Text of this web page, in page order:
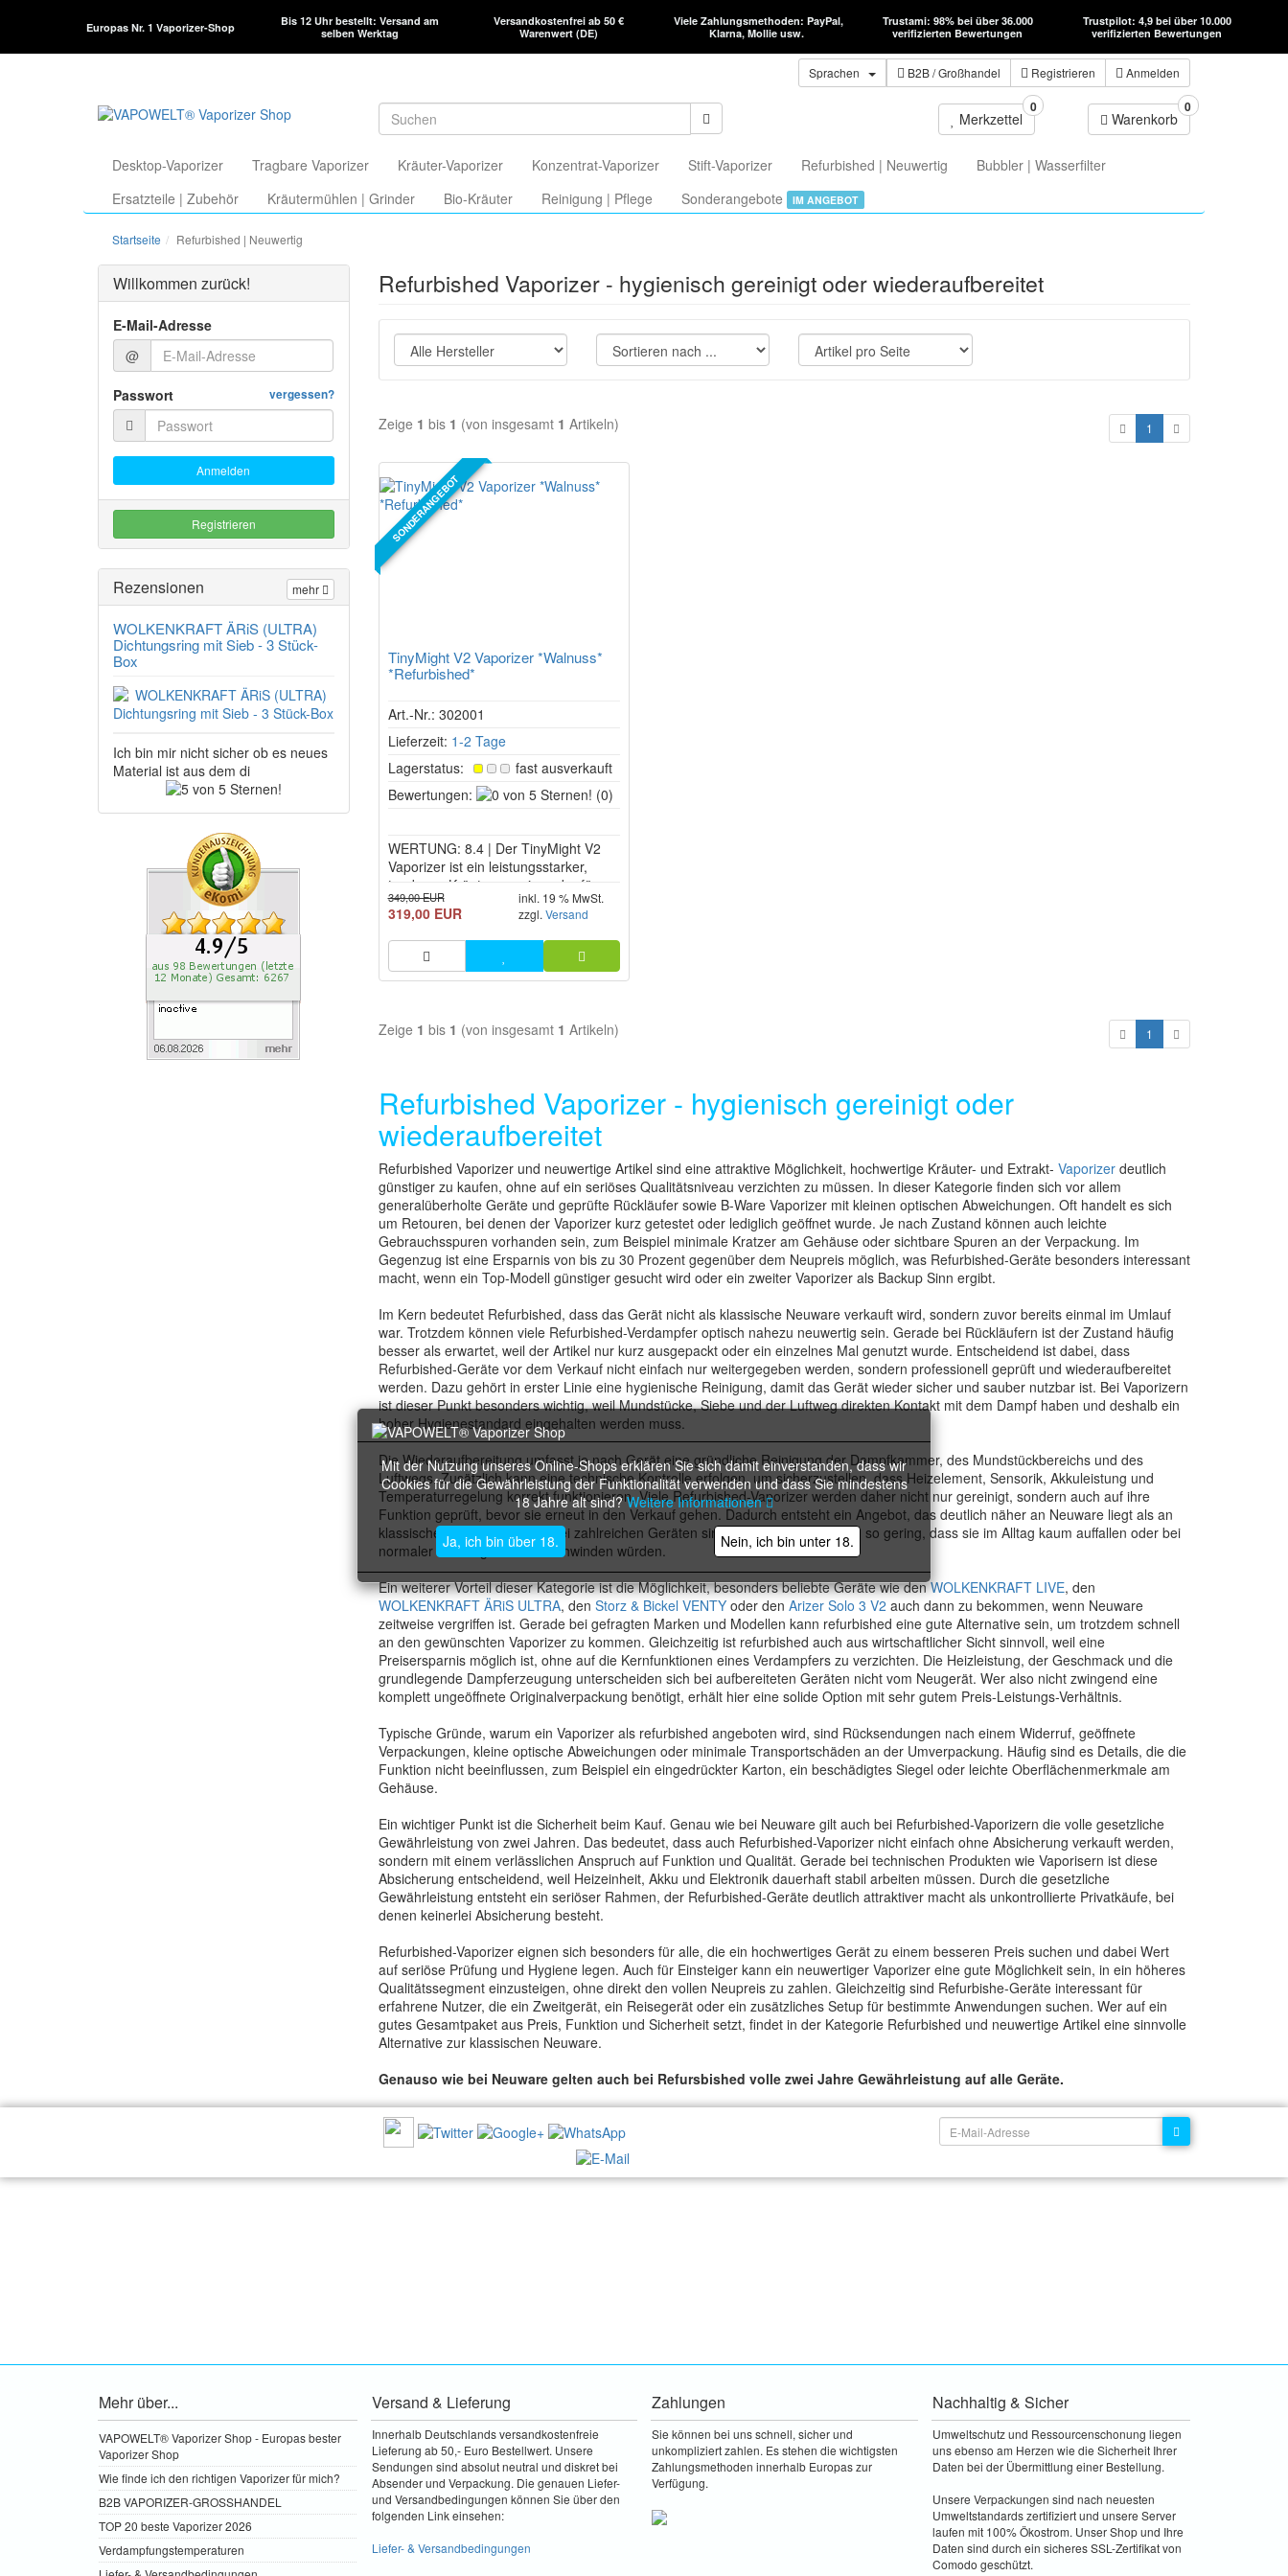
Europas Nr. 1 Vaporizer-Shop
Bis 12 Uhr bestellt: Versand am
selben Werktag
Versandkostenfrei ab 50 €
Warenwert (DE)
Viele Zahlungsmethoden: PayPal,
Klarna, Mollie usw.
Trustami: 98% bei über 36.000
verifizierten Bewertungen
Trustpilot: 4,9 bei über 10.000
verifizierten Bewertungen
Sprachen B2B/ Großhandel Registrieren Anmelden
Merkzettel
0 0
Warenkorb
Desktop-Vaporizer Tragbare Vaporizer Kräuter-Vaporizer Konzentrat-Vaporizer Stift-Vaporizer Refurbished | Neuwertig
Bubbler | Wasserfilter
Ersatzteile | Zubehör
Kräutermühlen | Grinder Bio-Kräuter Reinigung | Pflege Sonderangebote IM ANGEBOT
Startseite Refurbished | Neuwertig
Mit der Nutzung unseres Online-Shops erklären Sie sich damit einverstanden, dass wir
Cookies für die Gewährleistung der Funktionalität verwenden und dass Sie mindestens
18 Jahre alt sind?Weitere Informationen
Ja, ich bin über 18. Nein, ich bin unter 18.
Refurbished Vaporizer - hygienisch gereinigt oder wiederaufbereitet
Zeige 1 bis 1 (von insgesamt 1 Artikeln) 1
SONDERANGEBOT
TinyMight V2 Vaporizer *Walnuss*
*Refurbished*
Art.-Nr.: 302001
Lieferzeit: 1-2 Tage
Lagerstatus:
fast ausverkauft
Bewertungen:
0
Sternen!
(0)
WERTUNG: 8.4 | Der TinyMight V2
Vaporizer ist ein leistungsstarker,
tragbarer Kräutervaporizer, der für
maximale Kontrolle, schnelle
Einsatzbereitschaft und intensive
Dampfentwicklung konzipiert wurde.
Der TinyMight V2 Vaporizer
kombiniert ein reines
349,00 EUR
319,00 EUR
inkl. 19 % MwSt.
zzgl. Versand
Zeige 1 bis 1 (von insgesamt 1 Artikeln) 1
Refurbished Vaporizer - hygienisch gereinigt oder
wiederaufbereitet
Refurbished Vaporizer und neuwertige Artikel sind eine attraktive Möglichkeit, hochwertige Kräuter- und Extrakt- Vaporizerdeutlich
günstiger zu kaufen, ohne auf ein seriöses Qualitätsniveau verzichten zu müssen. In dieser Kategorie finden sich vor allem
generalüberholte Geräte und geprüfte Rückläufer sowie B-Ware Vaporizer mit kleinen optischen Abweichungen. Oft handelt es sich
um Retouren, bei denen der Vaporizer kurz getestet oder lediglich geöffnet wurde. Je nach Zustand können auch leichte
Gebrauchsspuren vorhanden sein, zum Beispiel minimale Kratzer am Gehäuse oder sichtbare Spuren an der Verpackung. Im
Gegenzug ist eine Ersparnis von bis zu 30 Prozent gegenüber dem Neupreis möglich, was Refurbished-Geräte besonders interessant
macht, wenn ein Top-Modell günstiger gesucht wird oder ein zweiter Vaporizer als Backup Sinn ergibt.
Im Kern bedeutet Refurbished, dass das Gerät nicht als klassische Neuware verkauft wird, sondern zuvor bereits einmal im Umlauf
war. Trotzdem können viele Refurbished-Verdampfer optisch nahezu neuwertig sein. Gerade bei Rückläufern ist der Zustand häufig
besser als erwartet, weil der Artikel nur kurz ausgepackt oder ein einzelnes Mal genutzt wurde. Entscheidend ist dabei, dass
Refurbished-Geräte vor dem Verkauf nicht einfach nur weitergegeben werden, sondern professionell geprüft und wiederaufbereitet
werden. Dazu gehört in erster Linie eine hygienische Reinigung, damit das Gerät wieder sicher und sauber nutzbar ist. Bei Vaporizern
ist dieser Punkt besonders wichtig, weil Mundstücke, Siebe und der Luftweg direkten Kontakt mit dem Dampf haben und deshalb ein
hoher Hygienestandard eingehalten werden muss.
Die Wiederaufbereitung umfasst je nach Gerät eine gründliche Reinigung der Dampfkammer, des Mundstückbereichs und des
Luftwegs. Zusätzlich kann eine technische Kontrolle erfolgen, um sicherzustellen, dass Heizelement, Sensorik, Akkuleistung und
Temperaturregelung korrekt funktionieren. Viele Refurbished-Vaporizer werden daher nicht nur gereinigt, sondern auch auf ihre
Funktion geprüft, bevor sie erneut in den Verkauf gehen. Dadurch entsteht ein Angebot, das deutlich näher an Neuware liegt als an
klassischer Gebrauchtware. Bei zahlreichen Geräten sind die Gebrauchsspuren so gering, dass sie im Alltag kaum auffallen oder bei
normaler Nutzung sofort verschwinden würden.
Ein weiterer Vorteil dieser Kategorie ist die Möglichkeit, besonders beliebte Geräte wie denWOLKENKRAFT LIVE, den
WOLKENKRAFT ÄRiS ULTRA, den Storz & Bickel VENTYoder den Arizer Solo 3 V2 auch dann zu bekommen, wenn Neuware
zeitweise vergriffen ist. Gerade bei gefragten Marken und Modellen kann refurbished eine gute Alternative sein, um trotzdem schnell
an den gewünschten Vaporizer zu kommen. Gleichzeitig ist refurbished auch aus wirtschaftlicher Sicht sinnvoll, weil eine
Preisersparnis möglich ist, ohne auf die Kernfunktionen eines Verdampfers zu verzichten. Die Heizleistung, der Geschmack und die
grundlegende Dampferzeugung unterscheiden sich bei aufbereiteten Geräten nicht vom Neugerät. Wer also nicht zwingend eine
komplett ungeöffnete Originalverpackung benötigt, erhält hier eine solide Option mit sehr gutem Preis-Leistungs-Verhältnis.
Typische Gründe, warum ein Vaporizer als refurbished angeboten wird, sind Rücksendungen nach einem Widerruf, geöffnete
Verpackungen, kleine optische Abweichungen oder minimale Transportschäden an der Umverpackung. Häufig sind es Details, die die
Funktion nicht beeinflussen, zum Beispiel ein eingedrückter Karton, ein beschädigtes Siegel oder leichte Oberflächenmerkmale am
Gehäuse.
Ein wichtiger Punkt ist die Sicherheit beim Kauf. Genau wie bei Neuware gilt auch bei Refurbished-Vaporizern die volle gesetzliche
Gewährleistung von zwei Jahren. Das bedeutet, dass auch Refurbished-Vaporizer nicht einfach ohne Absicherung verkauft werden,
sondern mit einem verlässlichen Anspruch auf Funktion und Qualität. Gerade bei technischen Produkten wie Vaporisern ist diese
Absicherung entscheidend, weil Heizeinheit, Akku und Elektronik dauerhaft stabil arbeiten müssen. Durch die gesetzliche
Gewährleistung entsteht ein seriöser Rahmen, der Refurbished-Geräte deutlich attraktiver macht als unkontrollierte Privatkäufe, bei
denen keinerlei Absicherung besteht.
Refurbished-Vaporizer eignen sich besonders für alle, die ein hochwertiges Gerät zu einem besseren Preis suchen und dabei Wert
auf seriöse Prüfung und Hygiene legen. Auch für Einsteiger kann ein neuwertiger Vaporizer eine gute Möglichkeit sein, in ein höheres
Qualitätssegment einzusteigen, ohne direkt den vollen Neupreis zu zahlen. Gleichzeitig sind Refurbishe-Geräte interessant für
erfahrene Nutzer, die ein Zweitgerät, ein Reisegerät oder ein zusätzliches Setup für bestimmte Anwendungen suchen. Wer auf ein
gutes Gesamtpaket aus Preis, Funktion und Sicherheit setzt, findet in der Kategorie Refurbished und neuwertige Artikel eine sinnvolle
Alternative zur klassischen Neuware.
Genauso wie bei Neuware gelten auch bei Refursbished volle zwei Jahre Gewährleistung auf alle Geräte.
Willkommen zurück!
E-Mail-Adresse
@
vergessen?
Passwort
Anmelden
Registrieren
mehr
Rezensionen
WOLKENKRAFT ÄRiS (ULTRA)
Dichtungsring mit Sieb - 3 Stück-
Box
Ich bin mir nicht sicher ob es neues
Material ist aus dem di
5
Mehr über...
VAPOWELT® Vaporizer Shop - Europas bester
Vaporizer Shop
Wie finde ich den richtigen Vaporizer für mich?
B2B VAPORIZER-GROSSHANDEL
TOP 20 beste Vaporizer 2026
Verdampfungstemperaturen
Versand & Lieferung
Innerhalb Deutschlands versandkostenfreie
Lieferung ab 50,- Euro Bestellwert. Unsere
Sendungen sind absolut neutral und diskret bei
Absender und Verpackung. Die genauen Liefer-
und Versandbedingungen können Sie über den
folgenden Link einsehen:
Liefer- & Versandbedingungen
Zahlungen
Sie können bei uns schnell, sicher und
unkompliziert zahlen. Es stehen die wichtigsten
Zahlungsmethoden innerhalb Europas zur
Verfügung.
Nachhaltig & Sicher
Umweltschutz und Ressourcenschonung liegen
uns ebenso am Herzen wie die Sicherheit Ihrer
Daten bei der Übermittlung einer Bestellung.
Unsere Verpackungen sind nach neuesten
Umweltstandards zertifiziert und unsere Server
laufen mit 100% Ökostrom. Unser Shop und Ihre
Daten sind durch ein sicheres SSL-Zertifikat von
Comodo geschützt.